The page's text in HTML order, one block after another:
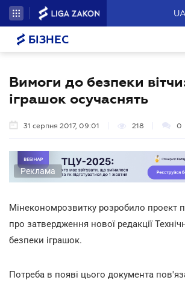
UA
БІЗНЕС
Вимоги до безпеки
іграшок осучаснять
31 серпня 2017, 09:01 218 0
Реклама
Мінекономрозвитку розробило проект
про затвердження нової редакції
безпеки іграшок.
Потреба в появі цього документа